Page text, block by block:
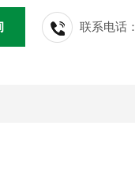
联系电话：